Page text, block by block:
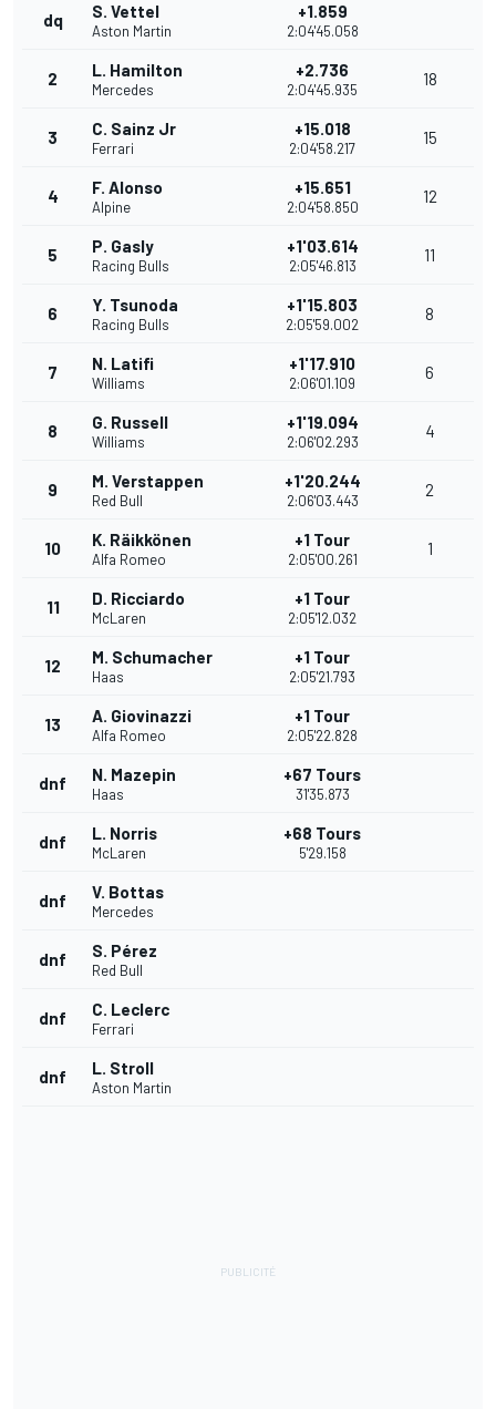
dq S. Vettel
Aston Martin
+1.859
2:04'45.058
2 L. Hamilton
Mercedes
+2.736
2:04'45.935
18
3 C. Sainz Jr
Ferrari
+15.018
2:04'58.217
15
4 F. Alonso
Alpine
+15.651
2:04'58.850
12
5 P. Gasly
Racing Bulls
+1'03.614
2:05'46.813
11
6 Y. Tsunoda
Racing Bulls
+1'15.803
2:05'59.002
8
7 N. Latifi
Williams
+1'17.910
2:06'01.109
6
8 G. Russell
Williams
+1'19.094
2:06'02.293
4
9 M. Verstappen
Red Bull
+1'20.244
2:06'03.443
2
10 K. Räikkönen
Alfa Romeo
+1 Tour
2:05'00.261
1
11 D. Ricciardo
McLaren
+1 Tour
2:05'12.032
12 M. Schumacher
Haas
+1 Tour
2:05'21.793
13 A. Giovinazzi
Alfa Romeo
+1 Tour
2:05'22.828
dnf N. Mazepin
Haas
+67 Tours
31'35.873
dnf L. Norris
McLaren
+68 Tours
5'29.158
dnf V. Bottas
Mercedes
dnf S. Pérez
Red Bull
dnf C. Leclerc
Ferrari
dnf L. Stroll
Aston Martin